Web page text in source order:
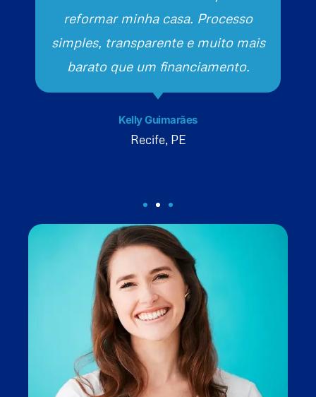
reformar minha casa. Processo
simples, transparente e muito mais
barato que um financiamento.
Kelly Guimarães
Recife, PE